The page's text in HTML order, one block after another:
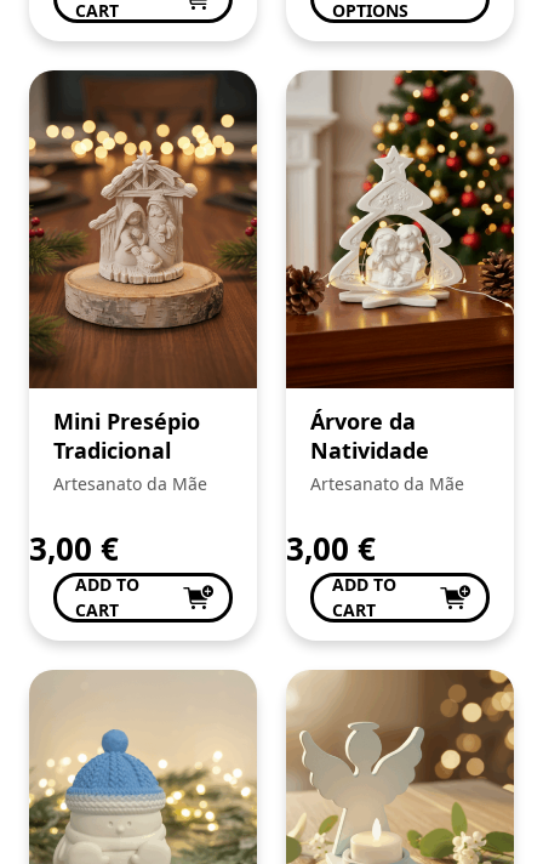
CART OPTIONS
Mini Presépio
Tradicional
Artesanato da Mãe
3,00 €
ADD TO
CART
Árvore da
Natividade
Artesanato da Mãe
3,00 €
ADD TO
CART